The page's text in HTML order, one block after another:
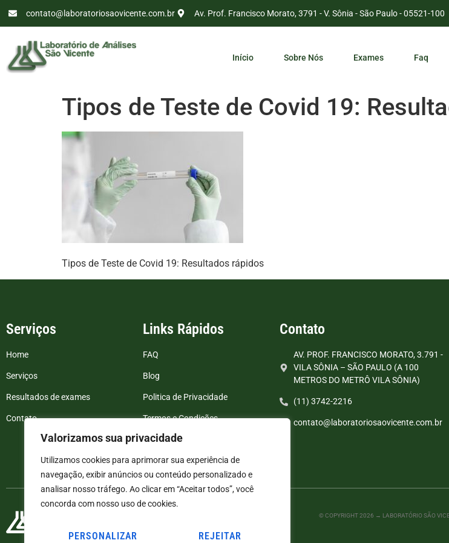
Valorizamos sua privacidade
Utilizamos cookies para aprimorar sua experiência de
navegação, exibir anúncios ou conteúdo personalizado e
analisar nosso tráfego. Ao clicar em “Aceitar todos”, você
concorda com nosso uso de cookies.
PERSONALIZAR REJEITAR
contato@laboratoriosaovicente.com.br Av. Prof. Francisco Morato, 3791 - V. Sônia - São Paulo - 05521-100
Início Sobre Nós Exames Faq
Tipos de Teste de Covid 19:
Tipos de Teste de Covid 19: Resultados rápidos
Serviços
Home
Serviços
Resultados de exames
Contato
Links Rápidos
FAQ
Blog
Politica de Privacidade
Termos e Condições
Contato
AV. PROF. FRANCISCO MORATO, 3.791 -
VILA SÔNIA – SÃO PAULO (A 100
METROS DO METRÔ VILA SÔNIA)
(11) 3742-2216
contato@laboratoriosaovicente.com.br
© COPYRIGHT2026 → LABORATÓRIO SÃO